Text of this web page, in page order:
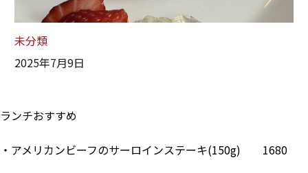
未分類
2025年7月9日
ランチおすすめ
・アメリカンビーフのサーロインステーキ(150g) 1680